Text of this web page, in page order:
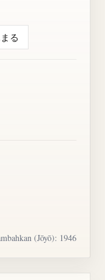
る
(Jōyō): 1946